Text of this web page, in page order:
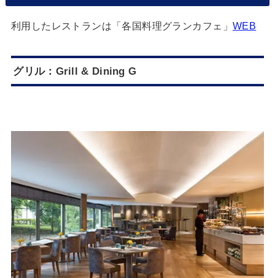
利用したレストランは「各国料理グランカフェ」 WEB
グリル：Grill & Dining G